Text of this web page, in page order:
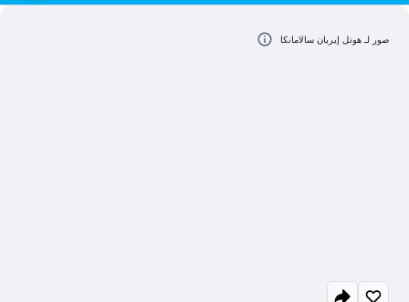
صور لـ هوتل إيربان سالامانكا